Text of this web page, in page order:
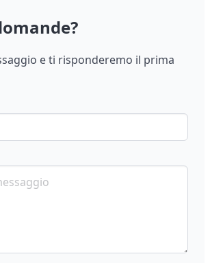
e ti risponderemo il prima